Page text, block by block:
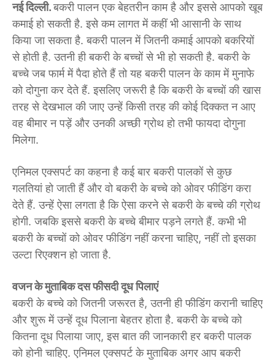
नई दिल्ली.बकरी पालन एक बेहतरीन काम है और इससे आपको खूब
कमाई हो सकती है. इसे कम लागत में कहीं भी आसानी के साथ
किया जा सकता है. बकरी पालन में जितनी कमाई आपको बकरियों
से होती है. उतनी ही बकरी के बच्चों से भी हो सकती है. बकरी के
बच्चे जब फार्म में पैदा होते हैं तो यह बकरी पालन के काम में मुनाफे
को दोगुना कर देते हैं. इसलिए जरूरी है कि बकरी के बच्चों की खास
तरह से देखभाल की जाए उन्हें किसी तरह की कोई दिक्कत न आए
वह बीमार न पड़ें और उनकी अच्छी ग्रोथ हो तभी फायदा दोगुना
मिलेगा.
एनिमल एक्सपर्ट का कहना है कई बार बकरी पालकों से कुछ
गलतियां हो जाती हैं और वो बकरी के बच्चे को ओवर फीडिंग करा
देते हैं. उन्हें ऐसा लगता है कि ऐसा करने से बकरी के बच्चे की ग्रोथ
होगी. जबकि इससे बकरी के बच्चे बीमार पड़ने लगते हैं. कभी भी
बकरी के बच्चों को ओवर फीडिंग नहीं करना चाहिए, नहीं तो इसका
उल्टा रिएक्शन हो जाता है.
वजन के मुताबिक दस फीसदी दूध पिलाएं
बकरी के बच्चे को जितनी जरूरत है, उतनी ही फीडिंग करानी चाहिए
और शुरू में उन्हें दूध पिलाना बेहतर होता है. बकरी के बच्चे को
कितना दूध पिलाया जाए, इस बात की जानकारी हर बकरी पालक
को होनी चाहिए. एनिमल एक्सपर्ट के मुताबिक अगर आप बकरी